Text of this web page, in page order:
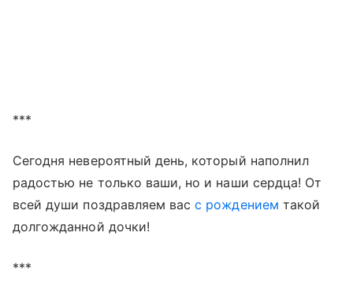
***
Сегодня невероятный день, который наполнил
радостью не только ваши, но и наши сердца! От
всей души поздравляем васс рождением такой
долгожданной дочки!
***